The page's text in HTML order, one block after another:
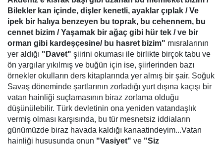
Bilekler kan içinde, dişler kenetli, ayaklar çıplak / Ve
ipek bir halıya benzeyen bu toprak, bu cehennem, bu
cennet bizim / Yaşamak bir ağaç gibi hür tek / ve bir
orman gibi kardeşçesine/ bu hasret bizim" mısralarının
yer aldığı "Davet" şiirini okuması ile birlikte birçok tabu ve
ön yargılar yıkılmış ve buğün için ise, şiirlerinden bazı
örnekler okulların ders kitaplarında yer almış bir şair. Soğuk
Savaş döneminde şartlarının zorladığı yurt dışına kaçışı bir
vatan hainliği suçlamasının biraz zorlama olduğu
düşünülebilir. Türk devletinin ona yeniden vatandaşlık
vermiş olması karşısında, bu tür mesnetsiz iddiaların
günümüzde biraz havada kaldığı kanaatindeyim...Vatan
hainliği hususunda onun "Vasiyet" ve "Siz